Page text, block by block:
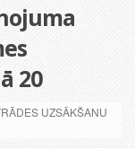
20
UZSĀKŠANU